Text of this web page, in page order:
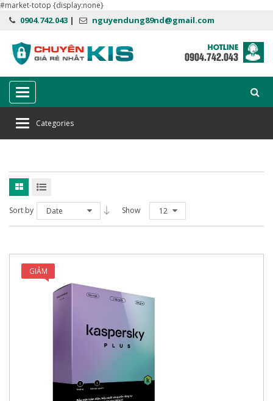
#market-totop {display:none}
0904.742.043 | nguyendung89nd@gmail.com
Categories
Categories
Home kaspersky plus 10 máy
Sort by Date Show 12
GIẢM